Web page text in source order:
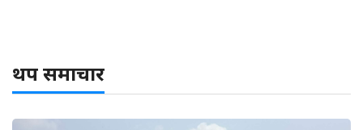
थप समाचार